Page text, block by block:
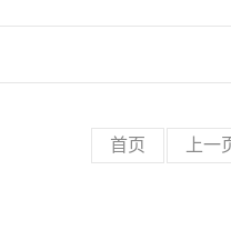
首页 上一